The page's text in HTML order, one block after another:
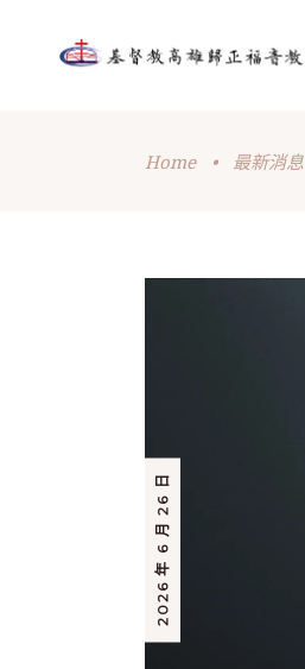
Home • 最新消息
2026 年 6 月 26 日